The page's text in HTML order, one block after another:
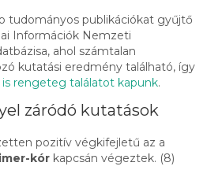
tudományos publikációkat gyűjtő
Információk Nemzeti
ahol számtalan
kutatási eredmény található, így
rengeteg találatot kapunk.
záródó kutatások
pozitív végkifejletű az a
kórkapcsán végeztek. (8)